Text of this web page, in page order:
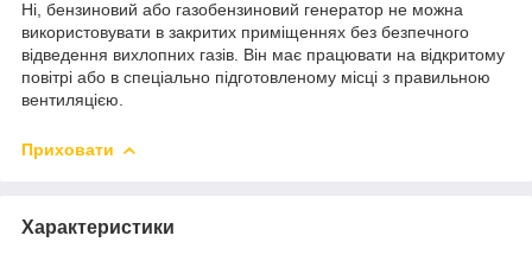
Ні, бензиновий або газобензиновий генератор не можна
використовувати в закритих приміщеннях без безпечного
відведення вихлопних газів. Він має працювати на відкритому
повітрі або в спеціально підготовленому місці з правильною
вентиляцією.
Приховати
Характеристики